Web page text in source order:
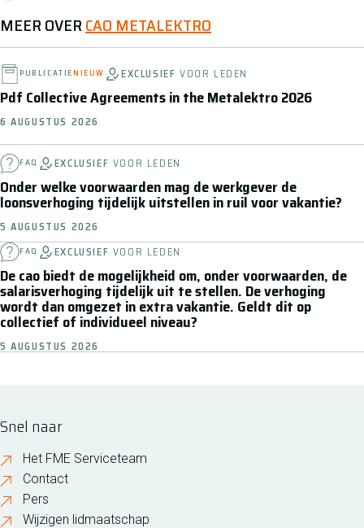
MEER OVERCAO METALEKTRO
PUBLICATIENIEUW EXCLUSIEF VOOR LEDEN
Pdf Collective Agreements in the Metalektro 2026
6 AUGUSTUS 2026
FAQ EXCLUSIEF VOOR LEDEN
Onder welke voorwaarden mag de werkgever de
loonsverhoging tijdelijk uitstellen in ruil voor vakantie?
5 AUGUSTUS 2026
FAQ EXCLUSIEF VOOR LEDEN
De cao biedt de mogelijkheid om, onder voorwaarden, de
salarisverhoging tijdelijk uit te stellen. De verhoging
wordt dan omgezet in extra vakantie. Geldt dit op
collectief of individueel niveau?
5 AUGUSTUS 2026
Snel naar
Het FME Serviceteam
Contact
Pers
Wijzigen lidmaatschap